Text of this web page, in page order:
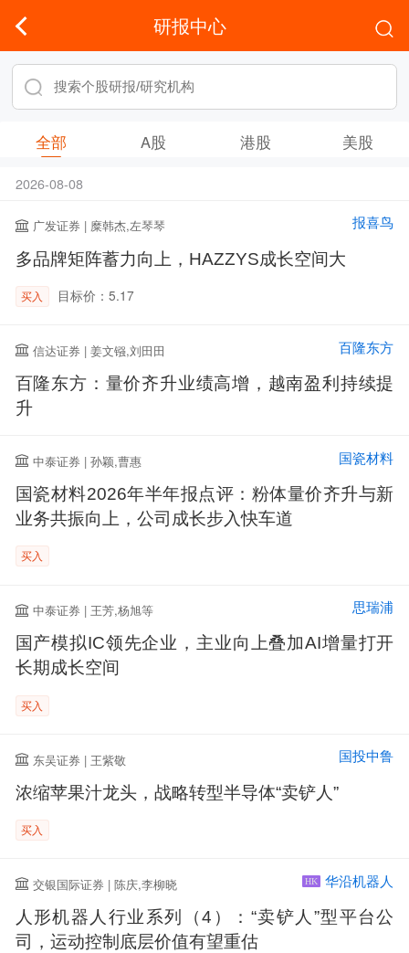
研报中心
全部 A股 港股 美股
2026-08-08
广发证券 | 糜韩杰,左琴琴 报喜鸟
多品牌矩阵蓄力向上，HAZZYS成长空间大
买入 目标价：5.17
信达证券 | 姜文镪,刘田田 百隆东方
百隆东方：量价齐升业绩高增，越南盈利持续提
升
中泰证券 | 孙颖,曹惠 国瓷材料
国瓷材料2026年半年报点评：粉体量价齐升与新
业务共振向上，公司成长步入快车道
买入
中泰证券 | 王芳,杨旭等 思瑞浦
国产模拟IC领先企业，主业向上叠加AI增量打开
长期成长空间
买入
东吴证券 | 王紫敬 国投中鲁
浓缩苹果汁龙头，战略转型半导体“卖铲人”
买入
交银国际证券 | 陈庆,李柳晓 HK 华沿机器人
人形机器人行业系列（4）：“卖铲人”型平台公
司，运动控制底层价值有望重估